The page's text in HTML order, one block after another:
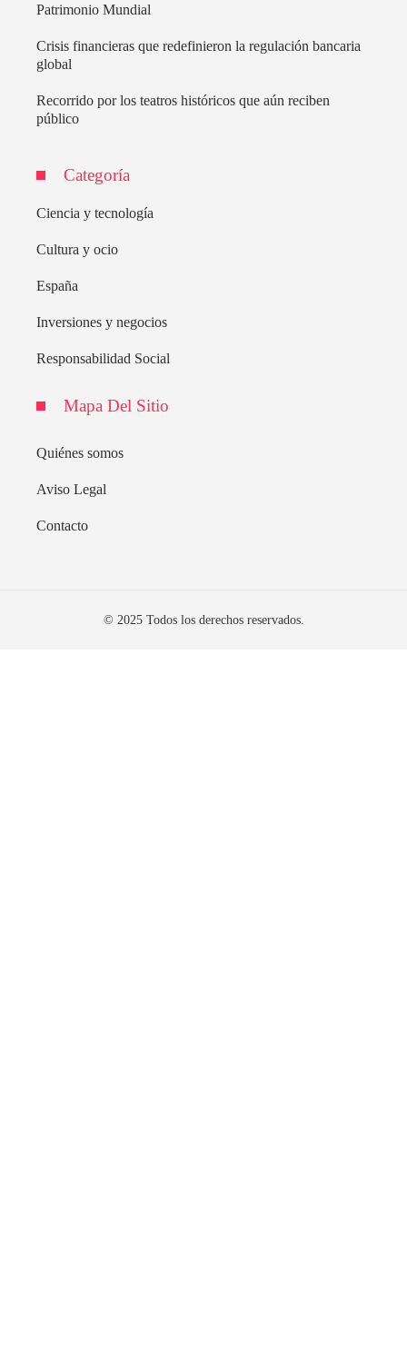
Patrimonio Mundial
Crisis financieras que redefinieron la regulación bancaria
global
Recorrido por los teatros históricos que aún reciben
público
Categoría
Ciencia y tecnología
Cultura y ocio
España
Inversiones y negocios
Responsabilidad Social
Mapa Del Sitio
Quiénes somos
Aviso Legal
Contacto
© 2025 Todos los derechos reservados.